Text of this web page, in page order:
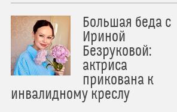
Большая беда с
Ириной
Безруковой:
актриса
прикована к
инвалидному креслу